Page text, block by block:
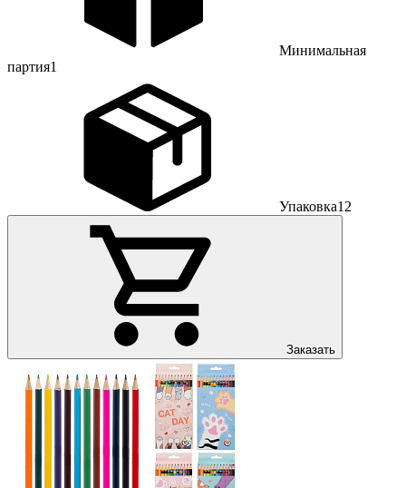
Минимальная
партия1
Упаковка12
Заказать